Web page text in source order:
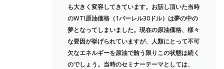
も大きく変容してきています。お話し頂いた当時
のWTI原油価格（1バーレル30ドル）は夢の中の
夢となってしまいました。現在の原油価格、様々
な要因が挙げられていますが、人類にとって不可
欠なエネルギーを原油で賄う限りこの状態は続く
のでしょう。当時のセミナーテーマとしては、